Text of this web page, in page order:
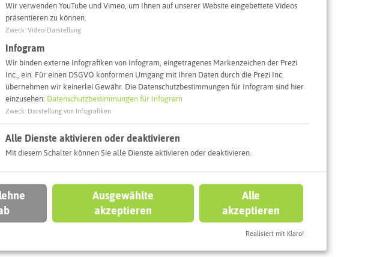
Interaktive Karte
Wir verwenden YouTube und Vimeo, um Ihnen auf unserer Website eingebettete Videos
präsentieren zu können.
Zweck: Video-Darstellung
Infogram
Wir binden externe Infografiken von Infogram, eingetragenes Markenzeichen der Prezi
Inc., ein. Für einen DSGVO konformen Umgang mit Ihren Daten durch die Prezi Inc.
übernehmen wir keinerlei Gewähr. Die Datenschutzbestimmungen für Infogram sind hier
einzusehen: Datenschutzbestimmungen für Infogram
Zweck: Darstellung von Infografiken
Alle Dienste aktivieren oder deaktivieren
Mit diesem Schalter können Sie alle Dienste aktivieren oder deaktivieren.
Ausgewählte
akzeptieren
Alle
akzeptieren
Realisiert mit Klaro!